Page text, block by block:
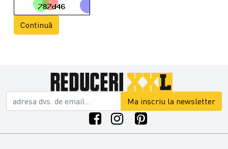
Continuă
Ma inscriu la newsletter